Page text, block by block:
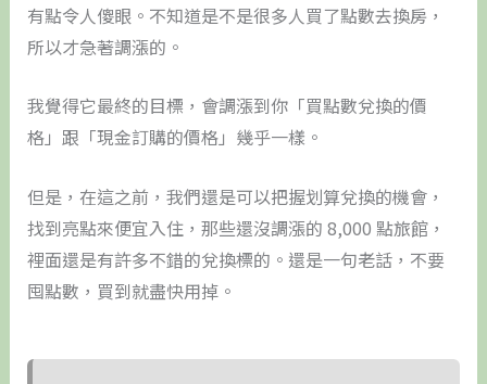
有點令人傻眼。不知道是不是很多人買了點數去換房，
所以才急著調漲的。
我覺得它最終的目標，會調漲到你「買點數兌換的價
格」跟「現金訂購的價格」幾乎一樣。
但是，在這之前，我們還是可以把握划算兌換的機會，
找到亮點來便宜入住，那些還沒調漲的 8,000 點旅館，
裡面還是有許多不錯的兌換標的。還是一句老話，不要
囤點數，買到就盡快用掉。